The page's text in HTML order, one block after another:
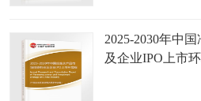
2025-2030年中
及企业IPO上市